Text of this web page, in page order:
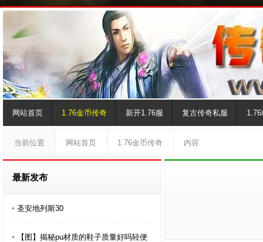
网站首页 1.76金币传奇 新开1.76服 复古传奇私服
当前位置 网站首页 1.76金币传奇 内容
最新发布
圣安地列斯30
【图】揭秘pu材质的鞋子质量好吗轻便